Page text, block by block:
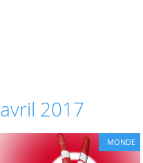
avril 2017
MONDE